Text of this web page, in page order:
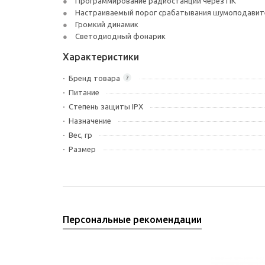
Настраиваемый порог срабатывания
Громкий динамик
Светодиодный фонарик
Характеристики
?
Бренд товара
Питание
Степень защиты IPX
Назначение
Вес, гр
Размер
Персональные рекомендации